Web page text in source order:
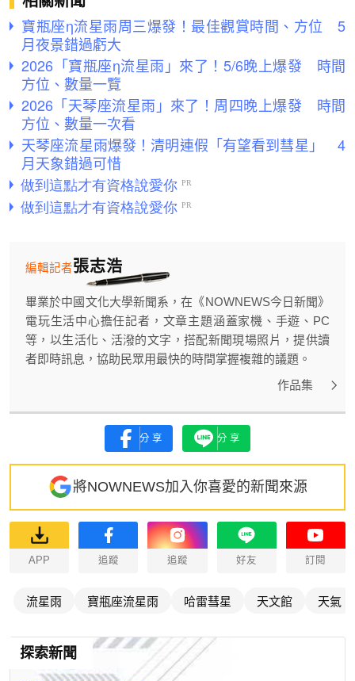
寶瓶座η流星雨周三爆發！最佳觀賞時間、方位 5
月夜景錯過虧大
2026「寶瓶座η流星雨」來了！5/6晚上爆發 時間
方位、數量一覽
2026「天琴座流星雨」來了！周四晚上爆發 時間
方位、數量一次看
天琴座流星雨爆發！清明連假「有望看到彗星」 4
月天象錯過可惜
張志浩
編輯記者
畢業於中國文化大學新聞系，在《NOWNEWS今日新聞》
電玩生活中心擔任記者，文章主題涵蓋家機、手遊、PC
等，以生活化、活潑的文字，搭配新聞現場照片，提供讀
者即時訊息，協助民眾用最快的時間掌握複雜的議題。
作品集
分享 分享
將NOWNEWS加入你喜愛的新聞來源
APP 追蹤 追蹤 好友 訂閱
流星雨 寶瓶座流星雨 哈雷彗星 天文館 天氣
探索新聞